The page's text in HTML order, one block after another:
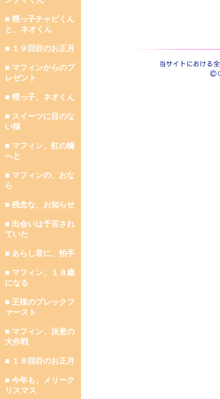
■ 甥っ子チャビくん
と、ネオくん
■ １９回目のお正月
■ マフィンからのプ
レゼント
■ 甥っ子、ネオくん
■ スイーツに目のな
い猫
■ マフィン、虹の橋
へと
■ マフィンの、おな
ら
■ 残念な、お知らせ
■ 出会いは予言され
ていた
■ あらし君に、拍手
■ マフィン、１８歳
になる
■ 王様のブレックフ
ァースト
■ マフィン、決意の
大作戦
■ １８回目のお正月
■ 今年も、メリーク
リスマス